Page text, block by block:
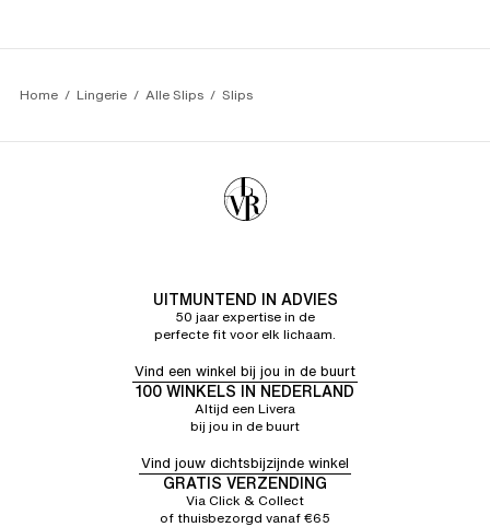
Home Lingerie Alle Slips Slips
UITMUNTEND IN ADVIES
50 jaar expertise in de
perfecte fit voor elk lichaam.
Vind een winkel bij jou in de buurt
100 WINKELS IN NEDERLAND
Altijd een Livera
bij jou in de buurt
Vind jouw dichtsbijzijnde winkel
GRATIS VERZENDING
Via Click & Collect
of thuisbezorgd vanaf €65